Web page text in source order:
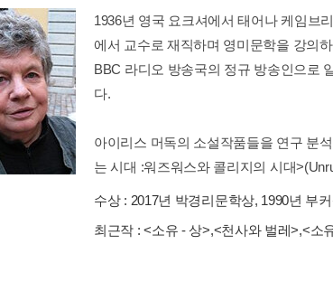
1936년 영국 요크셔에서 태어나 케임브
에서 교수로 재직하며 영미문학을 강의
BBC 라디오 방송국의 정규 방송인으로
다.
아이리스 머독의 소설작품들을 연구 분
는 시대 :워즈워스와 콜리지의 시대
수상 : 2017년 박경리문학상, 1990년 부
최근작 :<소유 - 상>,<천사와 벌레>,<소